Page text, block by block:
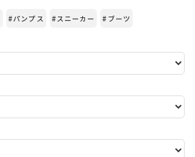
#パンプス #スニーカー #ブーツ